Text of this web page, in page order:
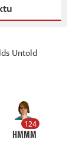
Untold
124
HMMM